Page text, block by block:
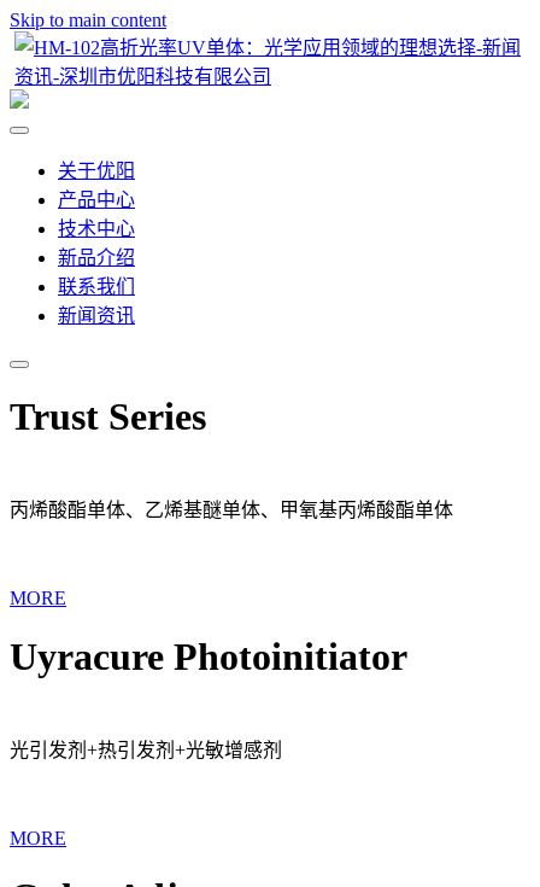
Skip to main content
关于优阳
产品中心
技术中心
新品介绍
联系我们
新闻资讯
Trust Series
丙烯酸酯单体、乙烯基醚单体、甲氧基丙烯酸酯单体
MORE
Uyracure Photoinitiator
光引发剂+热引发剂+光敏增感剂
MORE